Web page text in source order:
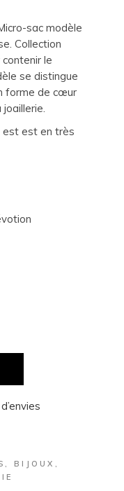
sac modèle
Collection
le
se distingue
forme de cœur
est est en très
, BIJOUX ,